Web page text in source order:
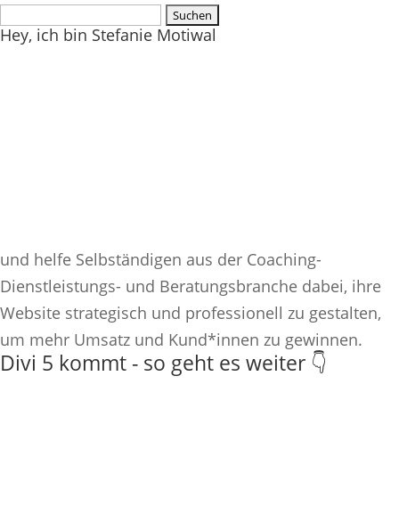
Suchen
nach:
Hey, ich bin Stefanie Motiwal
und helfe Selbständigen aus der Coaching-
Dienstleistungs- und Beratungsbranche dabei, ihre
Website strategisch und professionell zu gestalten,
um mehr Umsatz und Kund*innen zu gewinnen.
Divi 5 kommt - so geht es weiter 👇